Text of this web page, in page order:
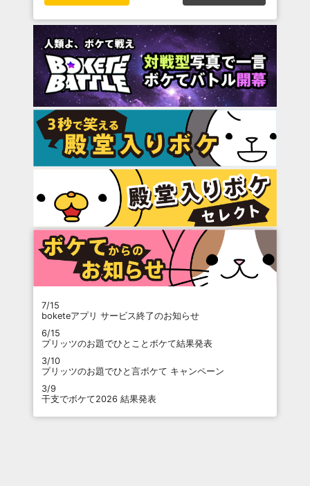
7/15
boketeアプリ サービス終了のお知らせ
6/15
プリッツのお題でひとことボケて結果発表
3/10
プリッツのお題でひと言ボケて キャンペーン
3/9
干支でボケて2026 結果発表